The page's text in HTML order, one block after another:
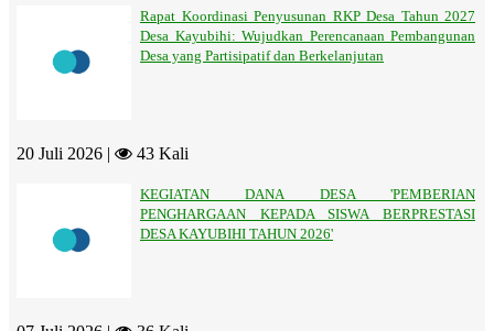
Rapat Koordinasi Penyusunan RKP Desa Tahun 2027
Desa Kayubihi: Wujudkan Perencanaan Pembangunan
Desa yang Partisipatif dan Berkelanjutan
20 Juli 2026 | 43 Kali
KEGIATAN DANA DESA 'PEMBERIAN
PENGHARGAAN KEPADA SISWA BERPRESTASI
DESA KAYUBIHI TAHUN 2026'